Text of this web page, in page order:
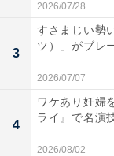
そういった仕事
「ジャニーズ事
て新会社と「エ
た。CMスポン
との契約は終了
約を結んだこと
した。
2026/07/28
3
すさまじい勢
ツ）」がブレ
2026/07/07
4
ワケあり妊婦
ライ』で名演
2026/08/02